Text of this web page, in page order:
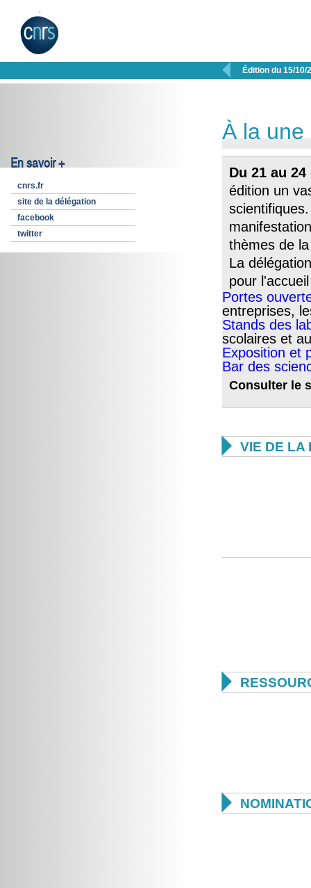
 Édition du 15/10/
En savoir +
cnrs.fr
site de la délégation
facebook
twitter
À la une
Du 21 au
édition un
thèmes de
La
pour
Portes
entreprises,
Stands des
scolaires et
Exposition et
Bar des
Consulter le
 VIE DE LA

